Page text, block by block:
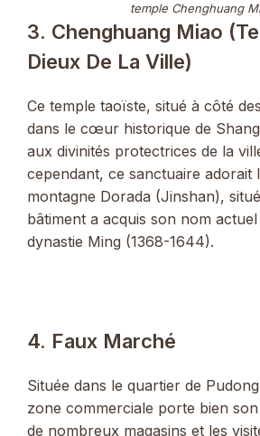
temple Chenghuang
3. Chenghuang Miao
Dieux De La Ville)
Ce temple taoïste, situé à côté
dans le cœur historique de
aux divinités protectrices de la
cependant, ce sanctuaire adorait
montagne Dorada (Jinshan),
bâtiment a acquis son nom
dynastie Ming (1368-1644).
4. Faux Marché
Située dans le quartier de
zone commerciale porte bien
de nombreux magasins et les